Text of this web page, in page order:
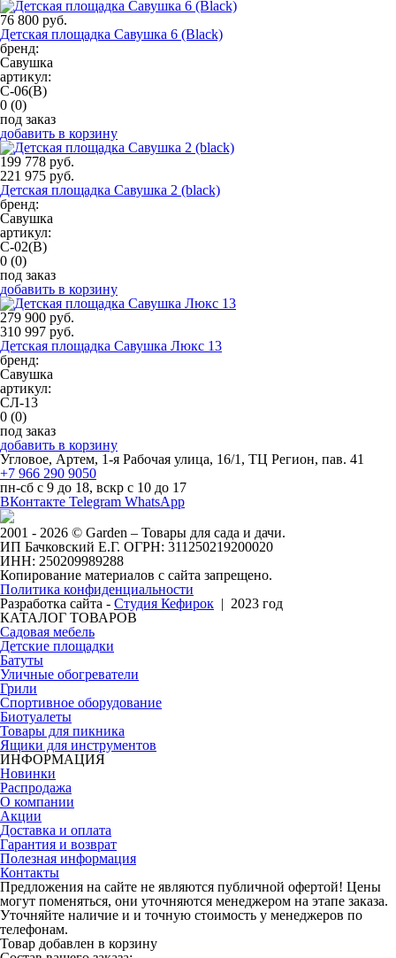
76 800 руб.
Детская площадка Савушка 6 (Black)
бренд:
Савушка
артикул:
С-06(В)
0 (0)
под заказ
добавить в корзину
199 778 руб.
221 975 руб.
Детская площадка Савушка 2 (black)
бренд:
Савушка
артикул:
С-02(В)
0 (0)
под заказ
добавить в корзину
279 900 руб.
310 997 руб.
Детская площадка Савушка Люкс 13
бренд:
Савушка
артикул:
СЛ-13
0 (0)
под заказ
добавить в корзину
Угловое, Артем, ​1-я Рабочая улица, 16/1, ТЦ Регион, пав. 41
+7 966 290 9050
пн-сб с 9 до 18, вскр с 10 до 17
ВКонтакте Telegram WhatsApp
2001 - 2026 © Garden – Товары для сада и дачи.
ИП Бачковский Е.Г. ОГРН: 311250219200020
ИНН: 250209989288
Копирование материалов с сайта запрещено.
Политика конфиденциальности
Разработка сайта - Студия Кефирок | 2023 год
КАТАЛОГ ТОВАРОВ
Садовая мебель
Детские площадки
Батуты
Уличные обогреватели
Грили
Спортивное оборудование
Биотуалеты
Товары для пикника
Ящики для инструментов
ИНФОРМАЦИЯ
Новинки
Распродажа
О компании
Акции
Доставка и оплата
Гарантия и возврат
Полезная информация
Контакты
Предложения на сайте не являются публичной офертой! Цены
могут поменяться, они уточняются менеджером на этапе заказа.
Уточняйте наличие и и точную стоимость у менеджеров по
телефонам.
Товар добавлен в корзину